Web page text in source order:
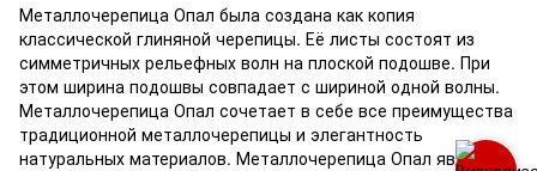
Металлочерепица Опал была создана как копия
классической глиняной черепицы. Её листы состоят из
симметричных рельефных волн на плоской подошве. При
этом ширина подошвы совпадает с шириной одной волны.
Металлочерепица Опал сочетает в себе все преимущества
традиционной металлочерепицы и элегантность
натуральных материалов. Металлочерепица Опал является